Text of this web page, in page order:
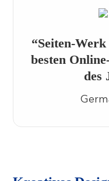
“Seiten-
besten
des